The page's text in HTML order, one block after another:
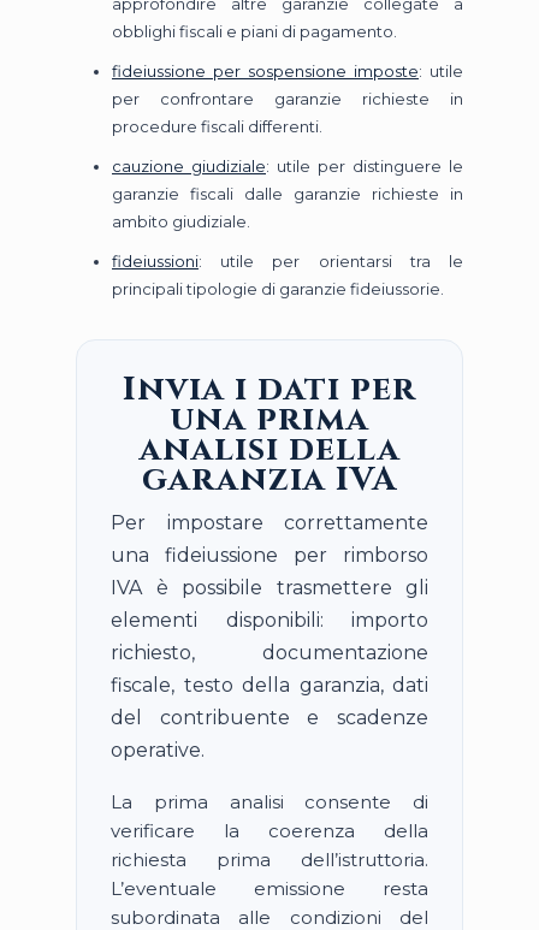
obblighi fiscali e piani di pagamento.
fideiussione per sospensione imposte: utile
per confrontare garanzie richieste in
procedure fiscali differenti.
cauzione giudiziale: utile per distinguere le
garanzie fiscali dalle garanzie richieste in
ambito giudiziale.
fideiussioni: utile per orientarsi tra le
principali tipologie di garanzie fideiussorie.
Invia i dati per
una prima
analisi della
garanzia IVA
Per impostare correttamente
una fideiussione per rimborso
IVA è possibile trasmettere gli
elementi disponibili: importo
richiesto, documentazione
fiscale, testo della garanzia, dati
del contribuente e scadenze
operative.
La prima analisi consente di
verificare la coerenza della
richiesta prima dell’istruttoria.
L’eventuale emissione resta
subordinata alle condizioni del